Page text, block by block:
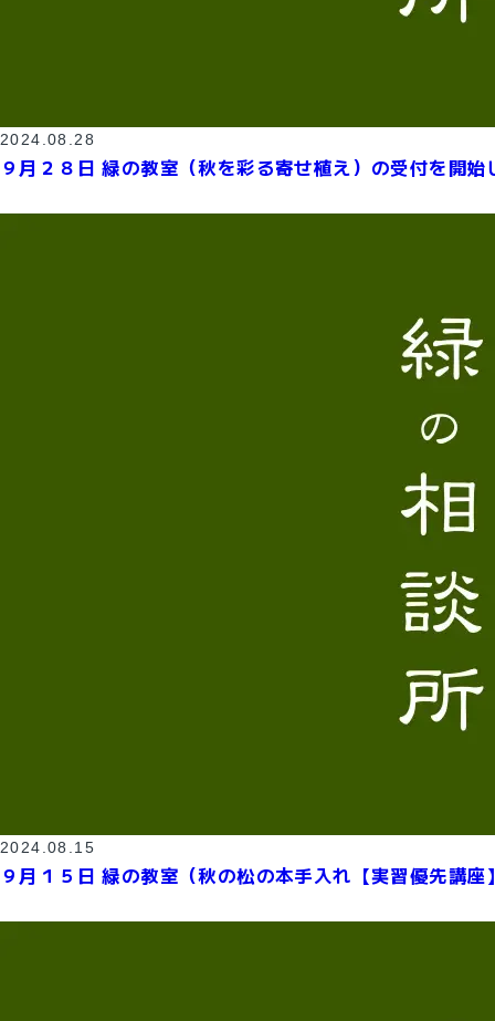
2024.08.28
９月２８日 緑の教室（秋を彩る寄せ植え）の受付を開始
2024.08.15
９月１５日 緑の教室（秋の松の本手入れ【実習優先講